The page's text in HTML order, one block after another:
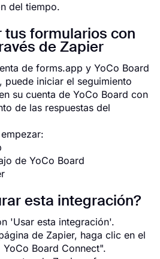
del tiempo.
tus formularios con
de Zapier
de forms.app y YoCo Board
puede iniciar el seguimiento
su cuenta de YoCo Board con
de las respuestas del
de YoCo Board
esta integración?
'Usar esta integración'.
de Zapier, haga clic en el
Board Connect".